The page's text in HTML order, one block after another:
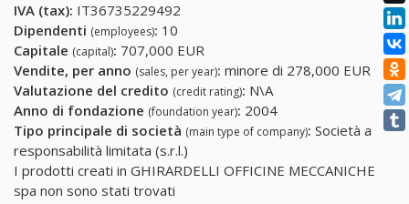
IVA (tax): IT36735229492
Dipendenti (employees): 10
Capitale (capital): 707,000 EUR
Vendite, per anno (sales, per year): minore di 278,000 EUR
Valutazione del credito (credit rating): N\A
Anno di fondazione (foundation year): 2004
Tipo principale di società (main type of company): Società a
responsabilità limitata (s.r.l.)
I prodotti creati in GHIRARDELLI OFFICINE MECCANICHE
spa non sono stati trovati